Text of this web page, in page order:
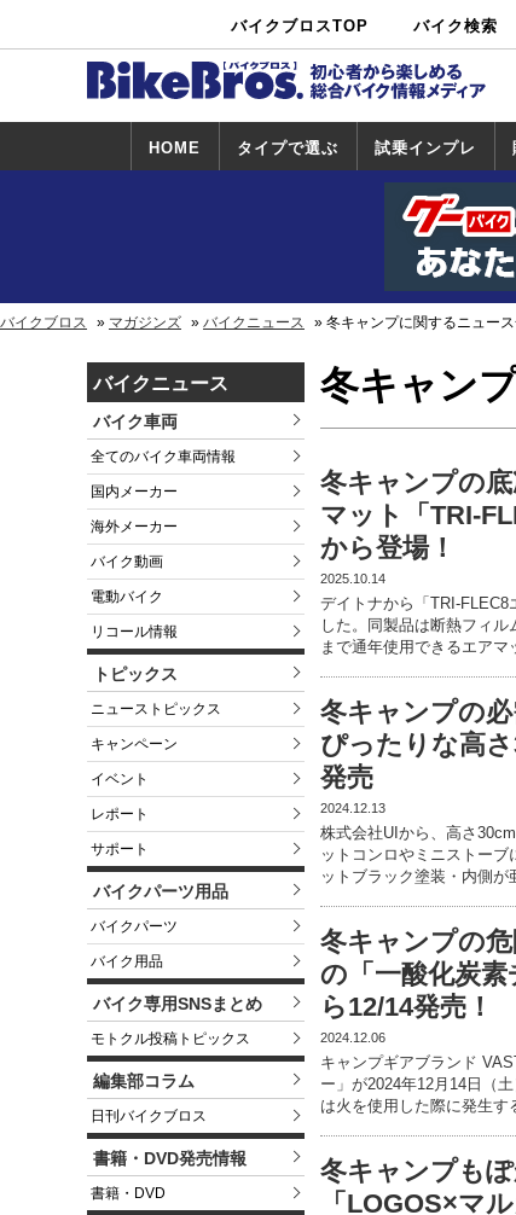
バイクブロスTOP バイク検索
中古バイ
ク・新車検
カタログ検
索
ショップ検
索
HOME タイプで選ぶ 試乗インプレ
試乗インプレ
一覧
ホンダ
ヤマハ
スズキ
カワサキ
ハーレー
BMW
トライアンフ
ドゥカティ
バイクブロス マガジンズ バイクニュース 冬キャンプに関するニュー
バイクニュース
バイク車両
全てのバイク車両情報
国内メーカー
海外メーカー
バイク動画
電動バイク
リコール情報
トピックス
ニューストピックス
キャンペーン
イベント
レポート
サポート
バイクパーツ用品
バイクパーツ
バイク用品
バイク専用SNSまとめ
モトクル投稿トピックス
編集部コラム
日刊バイクブロス
書籍・DVD発売情報
書籍・DVD
冬キャン
冬キャンプの
マット「TRI-
から登場！
2025.10.14
デイトナから「TRI-
した。同製品は断熱フィ
まで通年使用できるエアマ
冬キャンプの
ぴったりな高
発売
2024.12.13
株式会社UIから、高さ
ットコンロやミニストー
ットブラック塗装・内側が
冬キャンプの
の「一酸化炭
ら12/14発売！
2024.12.06
キャンプギアブランド
ー」が2024年12月14日（
は火を使用した際に発生す
冬キャンプも
「LOGOS×マ